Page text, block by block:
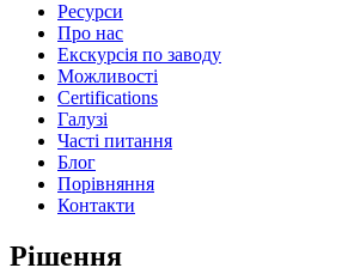
Ресурси
Про нас
Екскурсія по заводу
Можливості
Certifications
Галузі
Часті питання
Блог
Порівняння
Контакти
Рішення